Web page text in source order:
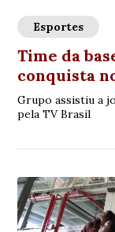
Esportes
Time da
conquista
Grupo assistiu a
pela TV Brasil